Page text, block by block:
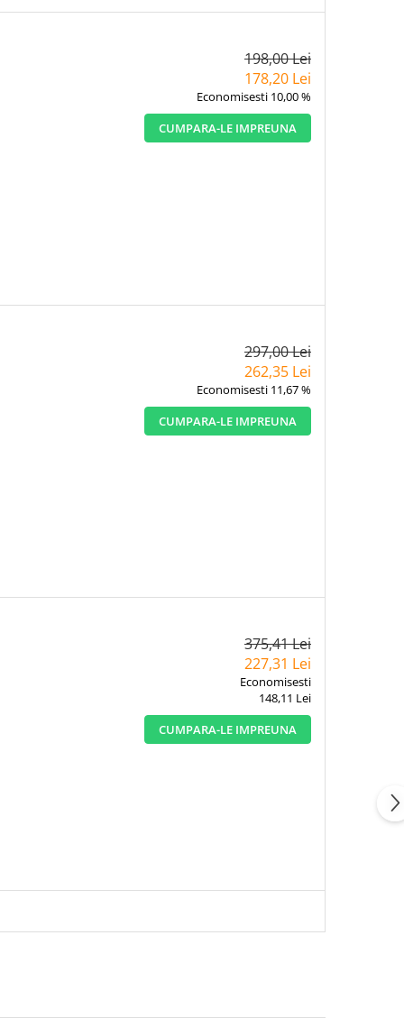
198,00 Lei
178,20 Lei
Economisesti 10,00 %
CUMPARA-LE IMPREUNA
297,00 Lei
262,35 Lei
Economisesti 11,67 %
CUMPARA-LE IMPREUNA
375,41 Lei
227,31 Lei
Economisesti
148,11 Lei
CUMPARA-LE IMPREUNA